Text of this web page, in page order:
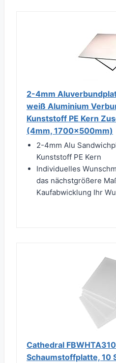
2-4mm
weiß Aluminium
Kunststoff PE Kern
(4mm, 1700x500mm)
2-4mm Alu
Kunststoff PE Kern
Individuelles
das nächstgrößere
Kaufabwicklung Ihr
Cathedral
Schaumstoffplatte, 10